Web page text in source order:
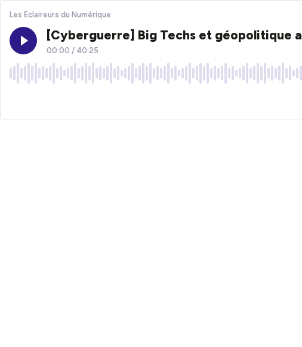
Les Eclaireurs du Numérique
[Cyberguerre] Big Techs et géopolitique
00:00 / 40:25